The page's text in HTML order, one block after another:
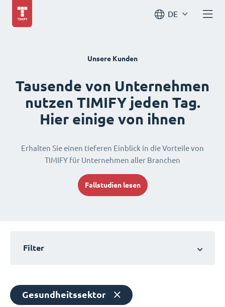
DE
Unsere Kunden
Tausende von Unternehmen
nutzen TIMIFY jeden Tag.
Hier einige von ihnen
Erhalten Sie einen tieferen Einblick in die Vorteile von
TIMIFY für Unternehmen aller Branchen
Fallstudien lesen
Filter
Gesundheitssektor